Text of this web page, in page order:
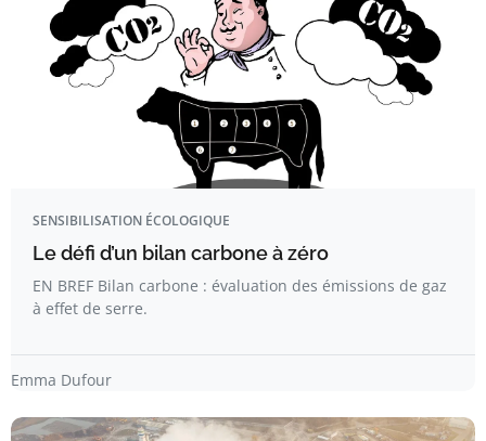
SENSIBILISATION ÉCOLOGIQUE
Le défi d’un bilan carbone à zéro
EN BREF Bilan carbone : évaluation des émissions de gaz
à effet de serre.
Emma Dufour